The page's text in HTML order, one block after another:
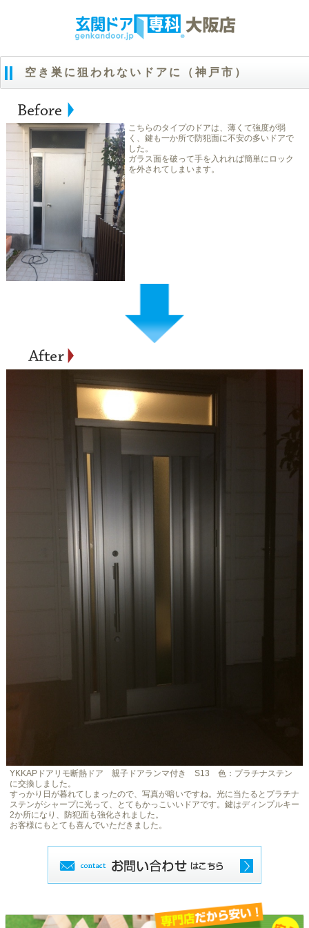
空き巣に狙われないドアに（神戸市）
こちらのタイプのドアは、薄くて強度が弱
く、鍵も一か所で防犯面に不安の多いドアで
した。
ガラス面を破って手を入れれば簡単にロック
を外されてしまいます。
YKKAPドアリモ断熱ドア 親子ドアランマ付き S13 色：プラチナステン
に交換しました。
すっかり日が暮れてしまったので、写真が暗いですね。光に当たるとプラチナ
ステンがシャープに光って、とてもかっこいいドアです。鍵はディンプルキー
2か所になり、防犯面も強化されました。
お客様にもとても喜んでいただきました。